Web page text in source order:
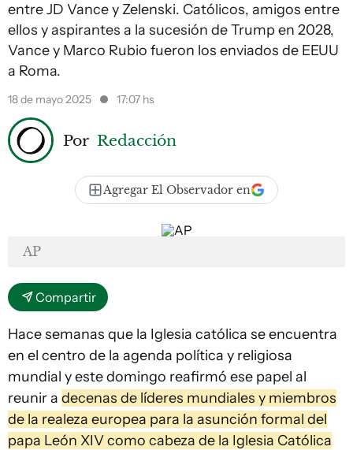
entre JD Vance y Zelenski. Católicos, amigos entre
ellos y aspirantes a la sucesión de Trump en 2028,
Vance y Marco Rubio fueron los enviados de EEUU
a Roma.
18 de mayo 2025 17:07 hs
Por Redacción
Agregar El Observador en
AP
Compartir
Hace semanas que la Iglesia católica se encuentra
en el centro de la agenda política y religiosa
mundial y este domingo reafirmó ese papel al
reunir a decenas de líderes mundiales y miembros
de la realeza europea para la asunción formal del
papa León XIV como cabeza de la Iglesia Católica